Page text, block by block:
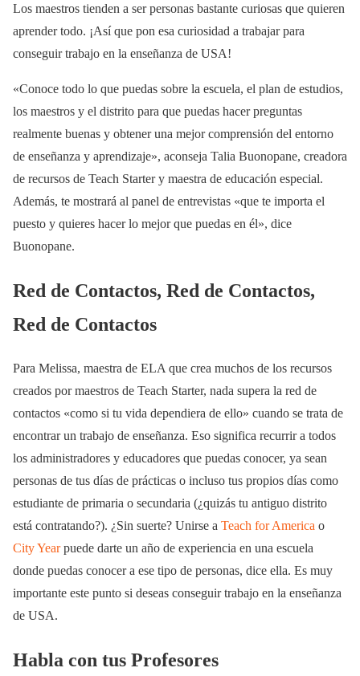
Los maestros tienden a ser personas bastante curiosas que quieren
aprender todo. ¡Así que pon esa curiosidad a trabajar para
conseguir trabajo en la enseñanza de USA!
«Conoce todo lo que puedas sobre la escuela, el plan de estudios,
los maestros y el distrito para que puedas hacer preguntas
realmente buenas y obtener una mejor comprensión del entorno
de enseñanza y aprendizaje», aconseja Talia Buonopane, creadora
de recursos de Teach Starter y maestra de educación especial.
Además, te mostrará al panel de entrevistas «que te importa el
puesto y quieres hacer lo mejor que puedas en él», dice
Buonopane.
Red de Contactos, Red de Contactos,
Red de Contactos
Para Melissa, maestra de ELA que crea muchos de los recursos
creados por maestros de Teach Starter, nada supera la red de
contactos «como si tu vida dependiera de ello» cuando se trata de
encontrar un trabajo de enseñanza. Eso significa recurrir a todos
los administradores y educadores que puedas conocer, ya sean
personas de tus días de prácticas o incluso tus propios días como
estudiante de primaria o secundaria (¿quizás tu antiguo distrito
está contratando?). ¿Sin suerte? Unirse a Teach for America o
City Yearpuede darte un año de experiencia en una escuela
donde puedas conocer a ese tipo de personas, dice ella. Es muy
importante este punto si deseas conseguir trabajo en la enseñanza
de USA.
Habla con tus Profesores